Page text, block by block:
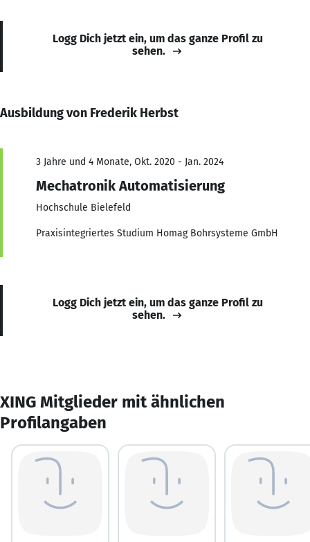
Logg Dich jetzt ein, um das ganze Profil zu
sehen.
Ausbildung von Frederik Herbst
3 Jahre und 4 Monate, Okt. 2020 - Jan. 2024
Mechatronik Automatisierung
Hochschule Bielefeld
Praxisintegriertes Studium Homag Bohrsysteme GmbH
Logg Dich jetzt ein, um das ganze Profil zu
sehen.
XING Mitglieder mit ähnlichen
Profilangaben